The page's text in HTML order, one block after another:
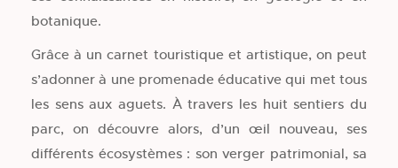
botanique.
Grâce à un carnet touristique et artistique, on peut
s’adonner à une promenade éducative qui met tous
les sens aux aguets. À travers les huit sentiers du
parc, on découvre alors, d’un œil nouveau, ses
différents écosystèmes : son verger patrimonial, sa